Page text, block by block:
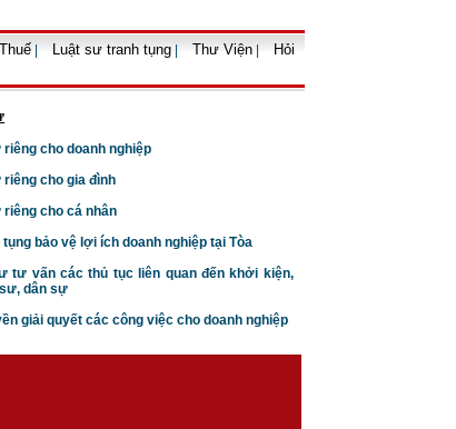
án hôn nhân gia đình
Thuế | Luật sư tranh tụng | Thư Viện |
Hỏi
cho doanh nghiệp
cho gia đình
cho cá nhân
bảo vệ lợi ích doanh nghiệp tại Tòa
tư vấn các thủ tục liên quan đến khởi kiện,
dân sự
giải quyết các công việc cho doanh nghiệp